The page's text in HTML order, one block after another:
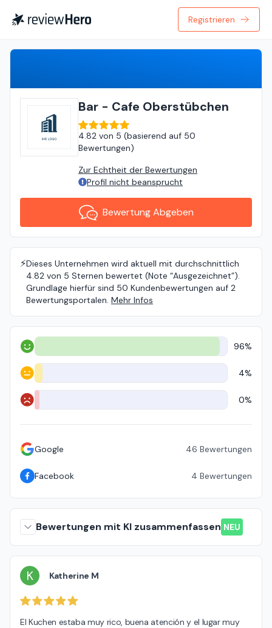
Registrieren
Bar - Cafe Oberstübchen
4.82 von 5 (basierend auf 50
Bewertungen)
Zur Echtheit der Bewertungen
Profil nicht beansprucht
Bewertung Abgeben
⚡️Dieses Unternehmen wird aktuell mit durchschnittlich
4.82 von 5 Sternen bewertet (Note “Ausgezeichnet”).
Grundlage hierfür sind 50 Kundenbewertungen auf 2
Bewertungsportalen. Mehr Infos
Positiv 96%
Neutral 4%
Negativ 0%
Google 46 Bewertungen
Facebook 4 Bewertungen
Bewertungen mit KI zusammenfassen NEU
K Katherine M
El Kuchen estaba muy rico, buena atención y el lugar muy